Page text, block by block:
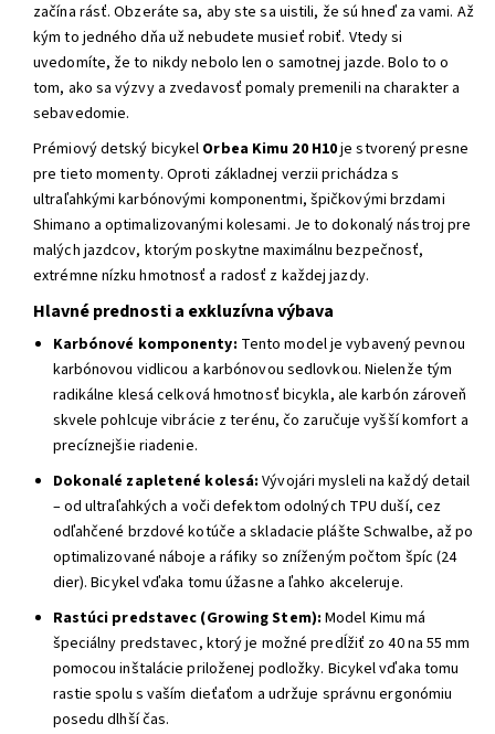
začína rásť. Obzeráte sa, aby ste sa uistili, že sú hneď za vami. Až
kým to jedného dňa už nebudete musieť robiť. Vtedy si
uvedomíte, že to nikdy nebolo len o samotnej jazde. Bolo to o
tom, ako sa výzvy a zvedavosť pomaly premenili na charakter a
sebavedomie.
Prémiový detský bicykel Orbea Kimu 20 H10je stvorený presne
pre tieto momenty. Oproti základnej verzii prichádza s
ultraľahkými karbónovými komponentmi, špičkovými brzdami
Shimano a optimalizovanými kolesami. Je to dokonalý nástroj pre
malých jazdcov, ktorým poskytne maximálnu bezpečnosť,
extrémne nízku hmotnosť a radosť z každej jazdy.
Hlavné prednosti a exkluzívna výbava
Karbónové komponenty: Tento model je vybavený pevnou
karbónovou vidlicou a karbónovou sedlovkou. Nielenže tým
radikálne klesá celková hmotnosť bicykla, ale karbón zároveň
skvele pohlcuje vibrácie z terénu, čo zaručuje vyšší komfort a
precíznejšie riadenie.
Dokonalé zapletené kolesá: Vývojári mysleli na každý detail
– od ultraľahkých a voči defektom odolných TPU duší, cez
odľahčené brzdové kotúče a skladacie plášte Schwalbe, až po
optimalizované náboje a ráfiky so zníženým počtom špíc (24
dier). Bicykel vďaka tomu úžasne a ľahko akceleruje.
Rastúci predstavec (Growing Stem): Model Kimu má
špeciálny predstavec, ktorý je možné predĺžiť zo 40 na 55 mm
pomocou inštalácie priloženej podložky. Bicykel vďaka tomu
rastie spolu s vaším dieťaťom a udržuje správnu ergonómiu
posedu dlhší čas.